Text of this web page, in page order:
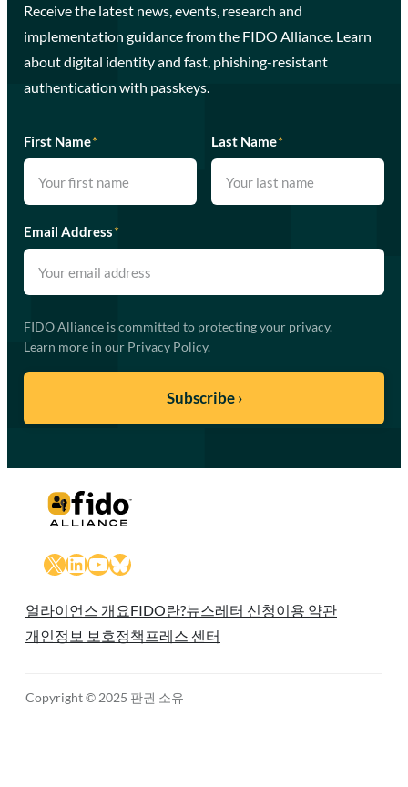
Receive the latest news, events, research and
implementation guidance from the FIDO Alliance. Learn
about digital identity and fast, phishing-resistant
authentication with passkeys.
First Name* Last Name*
Email Address*
FIDO Alliance is committed to protecting your privacy.
Learn more in our Privacy Policy.
X LinkedIn
YouTube
Bluesky
얼라이언스 개요FIDO란?뉴스레터 신청이용 약관
개인정보 보호정책 프레스 센터
Copyright © 2025 판권 소유